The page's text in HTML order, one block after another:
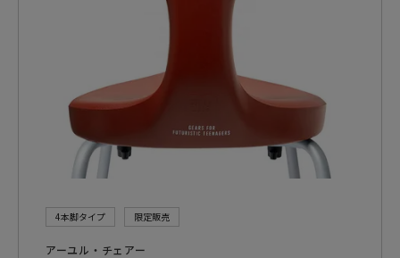
4本脚タイプ 限定販売
アーユル・チェアー